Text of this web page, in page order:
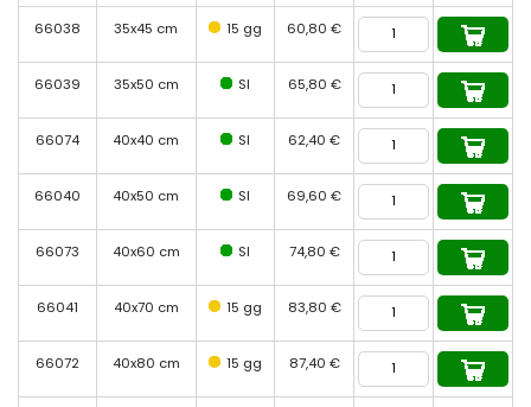
66038 35x45 cm 15 gg 60,80 €
66039 35x50 cm SI 65,80 €
66074 40x40 cm SI 62,40 €
66040 40x50 cm SI 69,60 €
66073 40x60 cm SI 74,80 €
66041 40x70 cm 15 gg 83,80 €
66072 40x80 cm 15 gg 87,40 €